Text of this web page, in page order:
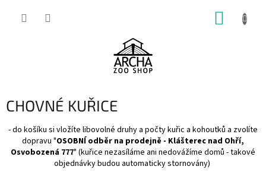
CHOVNÉ KUŘICE
- do košíku si vložíte libovolné druhy a počty kuřic a kohoutků a zvolíte
dopravu "OSOBNÍ odběr na prodejně - Klášterec nad Ohří,
Osvobozená 777" (kuřice nezasíláme ani nedovážíme domů - takové
objednávky budou automaticky stornovány)